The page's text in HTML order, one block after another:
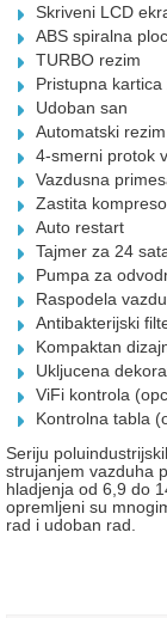
Skriveni LCD
ABS spiralna
TURBO rezim
Pristupna
Udoban san
Automatski rezim
4-smerni protok
Vazdusna
Zastita
Auto restart
Tajmer za 24
Pumpa za
Raspodela
Antibakterijski
Kompaktan
Ukljucena
ViFi kontrola
Kontrolna tabla
Seriju
strujanjem vazduha
hladjenja od 6,9 do
opremljeni su
rad i udoban rad.